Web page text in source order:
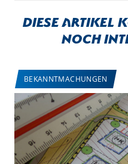
Diese Artikel
noch
BEKANNTMACHUNGEN